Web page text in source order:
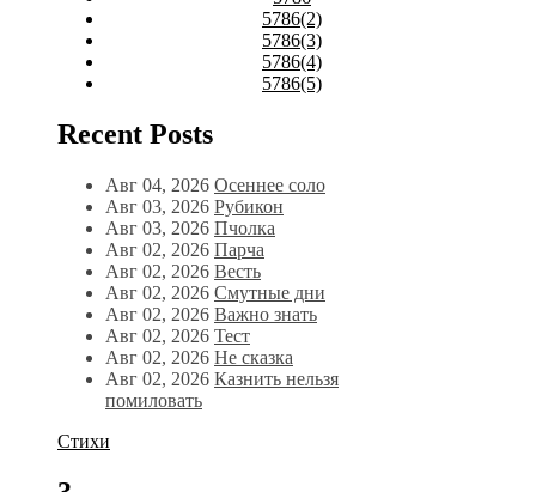
5786(2)
5786(3)
5786(4)
5786(5)
Recent Posts
Авг 04, 2026 Осеннее соло
Авг 03, 2026 Рубикон
Авг 03, 2026 Пчолка
Авг 02, 2026 Парча
Авг 02, 2026 Весть
Авг 02, 2026 Смутные дни
Авг 02, 2026 Важно знать
Авг 02, 2026 Тест
Авг 02, 2026 Не сказка
Авг 02, 2026 Казнить нельзя
помиловать
Стихи